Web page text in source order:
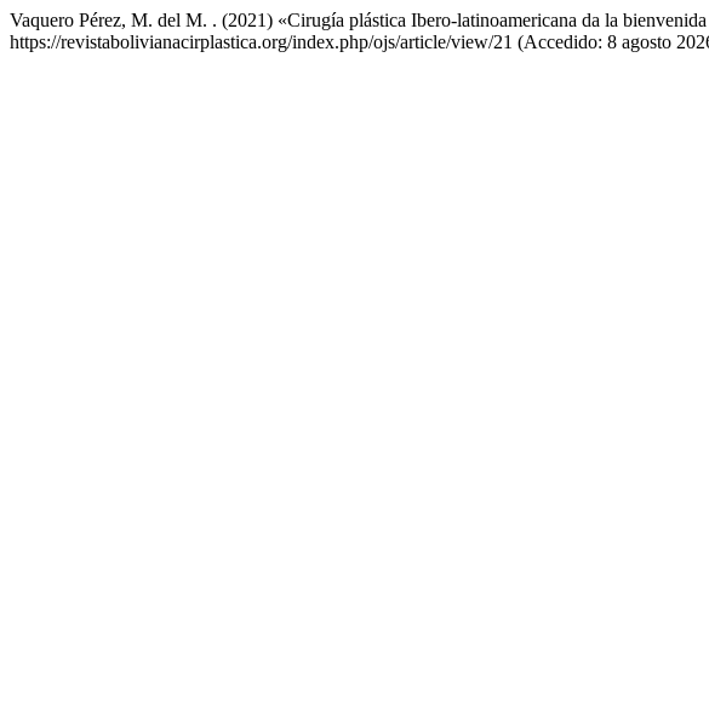
Vaquero Pérez, M. del M. . (2021) «Cirugía plástica Ibero-latinoamericana da la
https://revistabolivianacirplastica.org/index.php/ojs/article/view/21 (Accedido: 8 agosto